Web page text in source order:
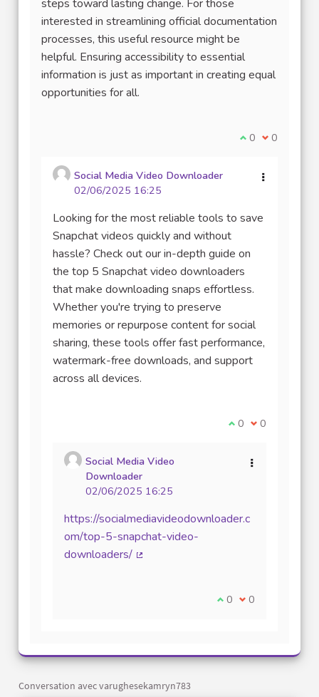
steps toward lasting change. For those
interested in streamlining official documentation
processes, this useful resource might be
helpful. Ensuring accessibility to essential
information is just as important in creating equal
opportunities for all.
Je suis d'accord
0 Je ne suis
0
Social Media Video Downloader
02/06/2025 16:25
Looking for the most reliable tools to save
Snapchat videos quickly and without
hassle? Check out our in-depth guide on
the top 5 Snapchat video downloaders
that make downloading snaps effortless.
Whether you're trying to preserve
memories or repurpose content for social
sharing, these tools offer fast performance,
watermark-free downloads, and support
across all devices.
Je suis d'accord
0 Je ne suis
0
Social Media Video
Downloader
02/06/2025 16:25
https://socialmediavideodownloader.c
om/top-5-snapchat-video-
downloaders/
Je suis d'accord avec
0 Je ne suis pas
0
Conversation avec varughesekamryn783